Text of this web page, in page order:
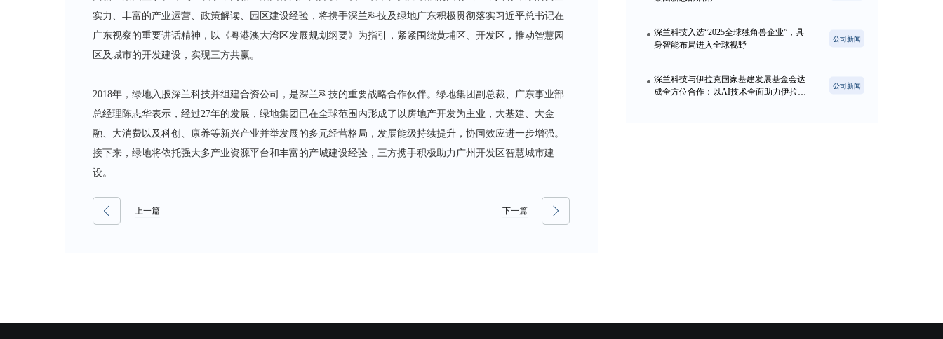
实力、丰富的产业运营、政策解读、园区建设经验，将携手深兰科技及绿地广东积极贯彻落实习近平总书记在
广东视察的重要讲话精神，以《粤港澳大湾区发展规划纲要》为指引，紧紧围绕黄埔区、开发区，推动智慧园
区及城市的开发建设，实现三方共赢。
2018年，绿地入股深兰科技并组建合资公司，是深兰科技的重要战略合作伙伴。绿地集团副总裁、广东事业部
总经理陈志华表示，经过27年的发展，绿地集团已在全球范围内形成了以房地产开发为主业，大基建、大金
融、大消费以及科创、康养等新兴产业并举发展的多元经营格局，发展能级持续提升，协同效应进一步增强。
接下来，绿地将依托强大多产业资源平台和丰富的产城建设经验，三方携手积极助力广州开发区智慧城市建
设。
上一篇 下一篇
深兰科技入选“2025全球独角兽企业”，具
身智能布局进入全球视野
公司新闻
深兰科技与伊拉克国家基建发展基金会达
成全方位合作：以AI技术全面助力伊拉克
公司新闻